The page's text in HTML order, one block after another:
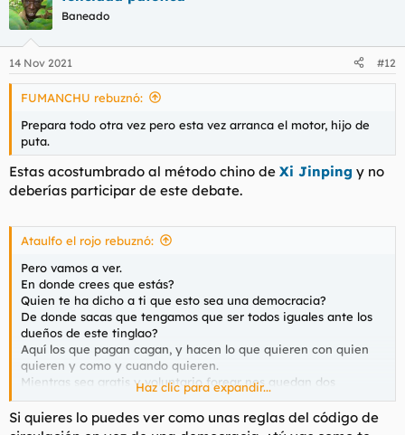
se ha pasado definitivo.
3. Se permitirán los clones siempre y cuando no sirvan para
que el propio usuario se beneficie ni cree conversaciones
ficticias entre ellos cuando realmente se trate de una misma
persona. esto es: si se detecta que un clon contesta a otro clon
se baneará a los dos clones. Sanción moderada. También
cuando ese clon se utilice por ejemplo para subir hilos, realizar
secundario para mantener su usuario principal.
c
i
e
s
Baneado
14 Nov 2021 #12
FUMANCHU rebuznó:
Prepara todo otra vez pero esta vez arranca el motor, hijo de
puta.
Estas acostumbrado al método chino de Xi Jinping y no
deberías participar de este debate.
Ataulfo el rojo rebuznó:
Pero vamos a ver.
En donde crees que estás?
Quien te ha dicho a ti que esto sea una democracia?
De donde sacas que tengamos que ser todos iguales ante los
dueños de este tinglao?
Aquí los que pagan cagan, y hacen lo que quieren con quien
quieren y como y cuando quieren.
Mientras sea gratis y voluntario forear nos quedan dos
opciones, entrar y aguantar como está o no entrar.
Haz clic para expandir...
Si quieres lo puedes ver como unas reglas del código de